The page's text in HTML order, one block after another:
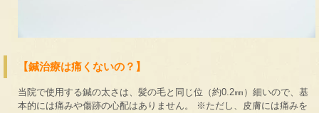
【鍼治療は痛くないの？】
当院で使用する鍼の太さは、髪の毛と同じ位（約0.2㎜）細いので、基
本的には痛みや傷跡の心配はありません。 ※ただし、皮膚には痛みを